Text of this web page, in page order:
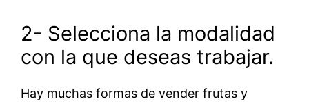
2- Selecciona la modalidad
con la que deseas trabajar.
Hay muchas formas de vender frutas y